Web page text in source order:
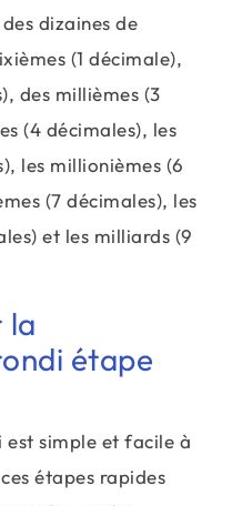
dizaines de
(1 décimale),
des millièmes (3
(4 décimales), les
les millionièmes (6
(7 décimales), les
et les milliards (9
la
étape
simple et facile à
étapes rapides